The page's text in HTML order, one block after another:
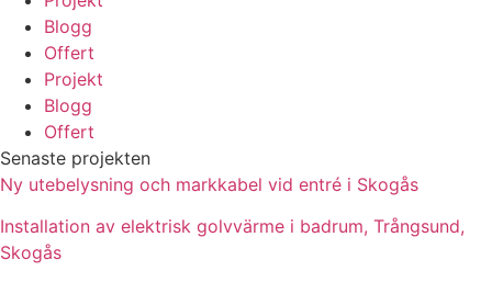
Blogg
Offert
Projekt
Blogg
Offert
Senaste projekten
Ny utebelysning och markkabel vid entré i Skogås
Installation av elektrisk golvvärme i badrum, Trångsund,
Skogås